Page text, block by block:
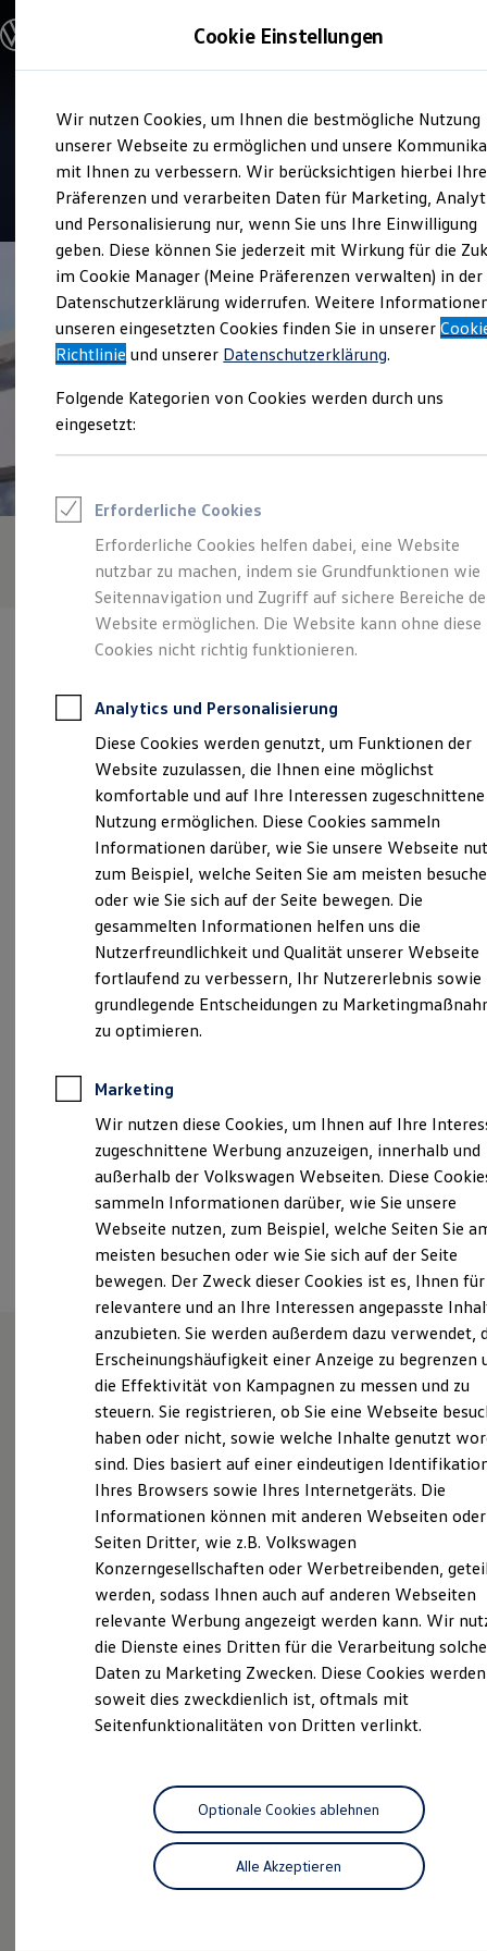
Hauptinhalt
springen
Footer
springen
Modelle & Konfigurator
Nutzfahrzeugkategorien entdecken
Modelle konfigurieren
Vorgängermodelle und Oldtimer
Vorgängermodelle
Oldtimer
Bulli Historie
Branchenlösungen & Gewerbekunden
Umbaulösungen und Hersteller finden
Auf- und Umbauten entdecken & konfigurieren
Groß- und Sonderkunden
Großkunden
Kommunen & Behörden
Journalisten
Sportvereine
Branchenlösungen
Gewerbliche Personenbeförderung
Service & mobile Werkstätten
Menschen mit Behinderung
Rettungsdienste
ONE Business ID Vorteile
Fahrzeugsuche & Marktplatz
Fahrzeugsuche
Fahrzeuge online kaufen
Digitaler Marktplatz
Kauf & Finanzierung
Online-Fahrzeugbewertung
Für Privatkunden
Für Gewerbekunden
Profi Paket
TopDeal
Gebrauchtwagen
ProfiPartner für Gebrauchtwagen
Zertifizierte Gebrauchtwagen
Finanzierung
Für Privatkunden
Für Gewerbekunden
Leasing
Für Privatkunden
Für Gewerbekunden
Versicherungen & Garantien
Garantien
Kfz-Versicherung für Nutzfahrzeuge
Restschuldversicherung
Wartungsverträge
Reparatur & Service
Sommer-Special
Reparatur, Pflege & Inspektion
Servicetermin anfragen
Service-Vorteile bei Volkswagen Nutzfahrzeuge
ServicePlus
Economy Service
Räder & Reifen Service
Ersatzfahrzeuge
Notdienst und Pannenhilfe
Software, Konnektivität & Apps
California App
VW Connect für Ihren Transporter/Caravelle
VW Connect für Ihren Amarok
VW Connect für andere Modelle
Fleet Interface Data
Multistop Pathfinder
Übersicht Software Updates
Digitales Bordbuch
Fahrerassistenz- und Sicherheitssysteme
Kontrollleuchten
Kurzfahrprofile und Ölverdünnung
Batterieverordnung
XTL-Dieselkraftstoff
Ersatzteile und Betriebsflüssigkeiten
Original Zubehör und Lifestyle Produkte
myVolkswagen
myVolkswagen Business
Elektrisch & Autonom
Unser Ansatz
Reichweitensimulator
Ladezeitensimulator
Ladelösungen für Privatkunden
Ladelösungen für Gewerbekunden
Wallbox und Ladekabel
Bidirektionales Laden
Service
Autohaus Max Schultz
4.7| 48 Bewertungen
Verantwortlich für die Inhalte auf dieser Seite ist die Autohaus Max
Schultz GmbH - Co. KG (Impressum & Rechtliches)
Im Eichicht 1a, 96317 Kronach
Montag-Donnerstag 07:00-18:00 Uhr
Freitag
07:00-17:30 Uhr
Samstag
08:30-13:00 Uhr
Ansprechpartner
Termin vereinbaren
Willkommen beim Autohaus
Max Schultz
Unsere Kunden stehen bei uns im Mittelpunkt. Viele
mehrere Generationen hinweg. Um so mehr möchten
wir den Ansprüchen und Wünschen gerecht werden,
mit denen Sie zu uns kommen. Wir versprechen nicht
nur guten Service, sondern machen ihn perfekt. Dabei
Motivation unserer Mitarbeiter, aus einem Kunden
einen Freund unseres Hauses zu machen. Wir freuen
Das sind unsere Leistungen
Volkswagen Economy
Cookie Einstellungen
Wir nutzen Cookies, um Ihnen die bestmögliche Nutzung
unserer Webseite zu ermöglichen und unsere
mit Ihnen zu verbessern. Wir berücksichtigen hierbei Ihre
Präferenzen und verarbeiten Daten für Marketing,
und Personalisierung nur, wenn Sie uns Ihre Einwilligung
geben. Diese können Sie jederzeit mit Wirkung für die
im Cookie Manager (Meine Präferenzen verwalten) in der
Datenschutzerklärung widerrufen. Weitere
unseren eingesetzten Cookies finden Sie in unserer
Richtlinie und unserer Datenschutzerklärung.
Folgende Kategorien von Cookies werden durch uns
eingesetzt:
Erforderliche Cookies
Erforderliche Cookies helfen dabei, eine Website
nutzbar zu machen, indem sie Grundfunktionen wie
Seitennavigation und Zugriff auf sichere Bereiche
Website ermöglichen. Die Website kann ohne diese
Cookies nicht richtig funktionieren.
Analytics und Personalisierung
Diese Cookies werden genutzt, um Funktionen der
Website zuzulassen, die Ihnen eine möglichst
komfortable und auf Ihre Interessen zugeschnittene
Nutzung ermöglichen. Diese Cookies sammeln
Informationen darüber, wie Sie unsere Webseite
zum Beispiel, welche Seiten Sie am meisten
oder wie Sie sich auf der Seite bewegen. Die
gesammelten Informationen helfen uns die
Nutzerfreundlichkeit und Qualität unserer Webseite
fortlaufend zu verbessern, Ihr Nutzererlebnis sowie
grundlegende Entscheidungen zu
zu optimieren.
Marketing
Wir nutzen diese Cookies, um Ihnen auf Ihre
zugeschnittene Werbung anzuzeigen, innerhalb und
außerhalb der Volkswagen Webseiten. Diese
sammeln Informationen darüber, wie Sie unsere
Webseite nutzen, zum Beispiel, welche Seiten Sie
meisten besuchen oder wie Sie sich auf der Seite
bewegen. Der Zweck dieser Cookies ist es, Ihnen für
relevantere und an Ihre Interessen angepasste
anzubieten. Sie werden außerdem dazu verwendet,
Erscheinungshäufigkeit einer Anzeige zu begrenzen
die Effektivität von Kampagnen zu messen und zu
steuern. Sie registrieren, ob Sie eine Webseite
haben oder nicht, sowie welche Inhalte genutzt
sind. Dies basiert auf einer eindeutigen
Ihres Browsers sowie Ihres Internetgeräts. Die
Informationen können mit anderen Webseiten oder
Seiten Dritter, wie z.B. Volkswagen
Konzerngesellschaften oder Werbetreibenden,
werden, sodass Ihnen auch auf anderen Webseiten
relevante Werbung angezeigt werden kann. Wir
die Dienste eines Dritten für die Verarbeitung
Daten zu Marketing Zwecken. Diese Cookies
soweit dies zweckdienlich ist, oftmals mit
Seitenfunktionalitäten von Dritten verlinkt.
Alle Akzeptieren
Optionale Cookies ablehnen